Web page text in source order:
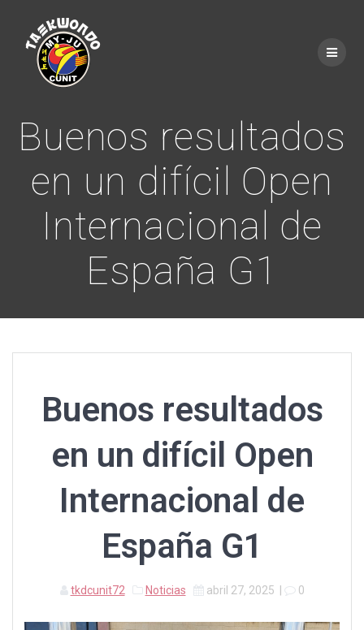
Buenos resultados
en un difícil Open
Internacional de
España G1
Buenos resultados
en un difícil Open
Internacional de
España G1
tkdcunit72 Noticias abril 27, 2025 0